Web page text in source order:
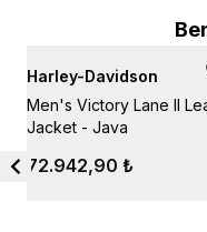
Harley-Davidson
Men's Victory Lane II
Jacket - Java
72.942,90 ₺